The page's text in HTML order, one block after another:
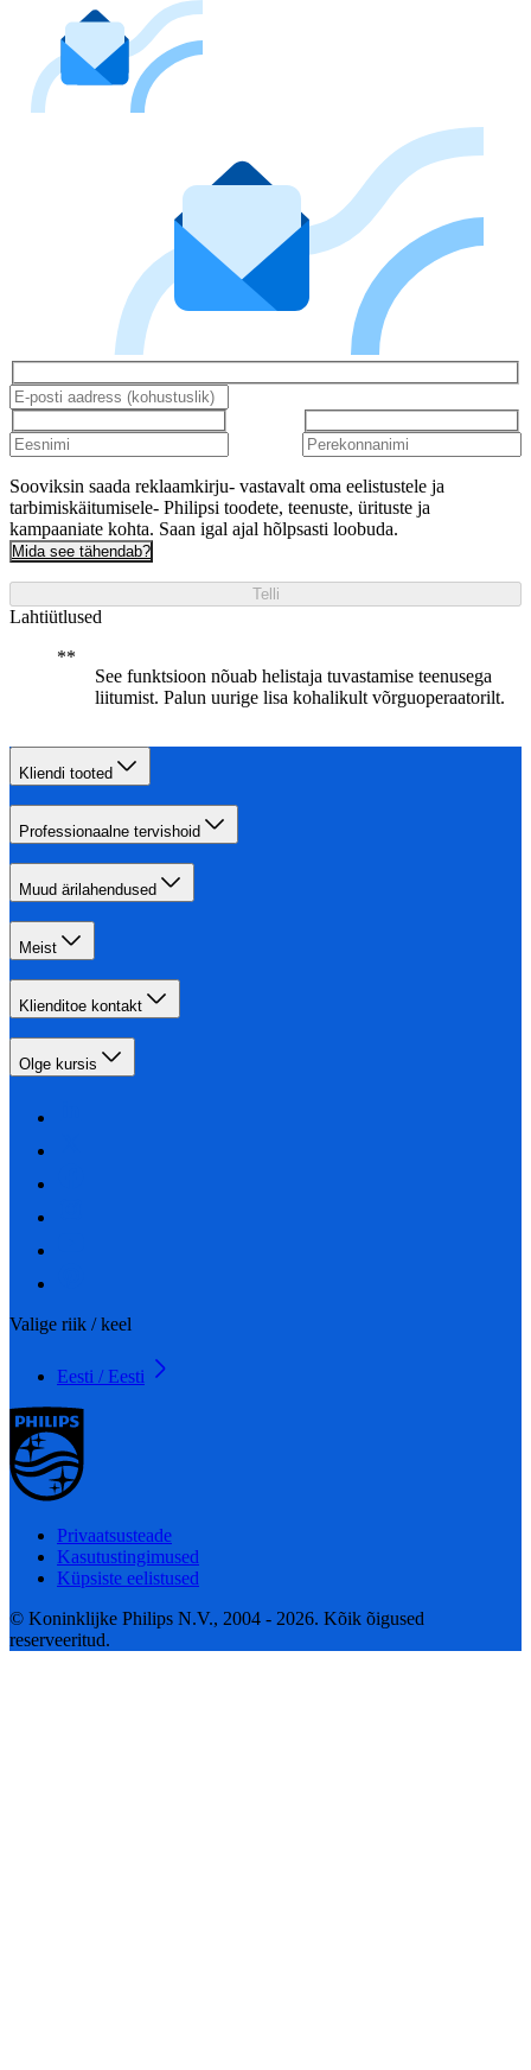
Sooviksin saada reklaamkirju- vastavalt oma eelistustele ja
tarbimiskäitumisele- Philipsi toodete, teenuste, ürituste ja
kampaaniate kohta. Saan igal ajal hõlpsasti loobuda.
Mida see tähendab?
Telli
Lahtiütlused
See funktsioon nõuab helistaja tuvastamise teenusega
liitumist. Palun uurige lisa kohalikult võrguoperaatorilt.
Kliendi tooted
Professionaalne tervishoid
Muud ärilahendused
Meist
Klienditoe kontakt
Olge kursis
Valige riik / keel
Eesti / Eesti
Privaatsusteade
Kasutustingimused
Küpsiste eelistused
© Koninklijke Philips N.V., 2004 - 2026. Kõik õigused
reserveeritud.